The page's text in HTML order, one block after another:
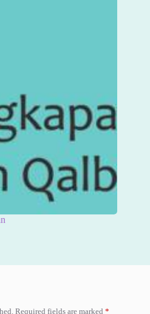
Required fields are marked *